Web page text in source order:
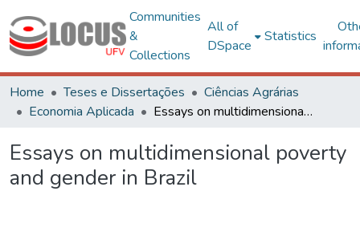
Communities
&
Collections
All of
DSpace
Statistics
Home Teses e Dissertações
Ciências Agrárias
Economia Aplicada
Essays on multidimensional poverty and gender in Brazil
Essays on multidimensional poverty
and gender in Brazil